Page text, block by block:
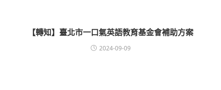
【轉知】臺北市一口氣英語教育基金會補助方案
2024-09-09